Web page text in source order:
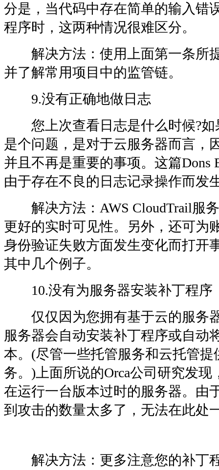
分是，当代码中存在简单的输入错
程序时，这两种情况很难区分。
解决方法：使用上面第一条所
并了解常用项目中的监管链。
9.没有正确地做日志
您上次查看日志是什么时候?如
是个问题，是对于云服务器而言，
并且不再是重要的事项。这篇Dons
由于存在不良的日志记录操作而发
解决方法：AWS CloudTrail服
更好的实时可见性。另外，还可为
身份验证失败方面发生变化而打开
其中几个例子。
10.没有为服务器安装补丁程序
仅仅因为您拥有基于云的服务
服务器会自动安装补丁程序或自动
本。(尽管一些托管服务和云托管
务。)上面所说的Orca公司研究发
在运行一台版本过时的服务器。由
到攻击的数量太多了，无法在此处
解决方法：更多注意您的补丁